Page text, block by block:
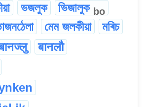
ভজলুক ভিজালুক bo
মেম জলকীয়া মৰিচ
बानलौ